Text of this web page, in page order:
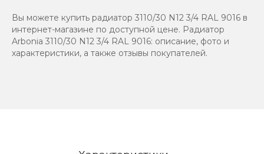
Вы можете купить радиатор 3110/30 N12 3/4 RAL 9016 в
интернет-магазине по доступной цене. Радиатор
Arbonia 3110/30 N12 3/4 RAL 9016: описание, фото и
характеристики, а также отзывы покупателей.